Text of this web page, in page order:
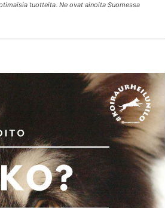
tuotteita. Ne ovat ainoita Suomessa